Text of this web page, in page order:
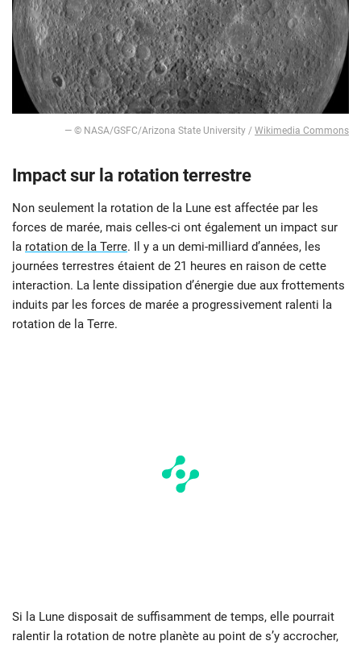
— © NASA/GSFC/Arizona State University / Wikimedia Commons
Impact sur la rotation terrestre
Non seulement la rotation de la Lune est affectée par les
forces de marée, mais celles-ci ont également un impact sur
la rotation de la Terre. Il y a un demi-milliard d’années, les
journées terrestres étaient de 21 heures en raison de cette
interaction. La lente dissipation d’énergie due aux frottements
induits par les forces de marée a progressivement ralenti la
rotation de la Terre.
Si la Lune disposait de suffisamment de temps, elle pourrait
ralentir la rotation de notre planète au point de s’y accrocher,